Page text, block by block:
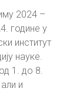
2024 –
године у
институт
науке.
1. до 8.
и